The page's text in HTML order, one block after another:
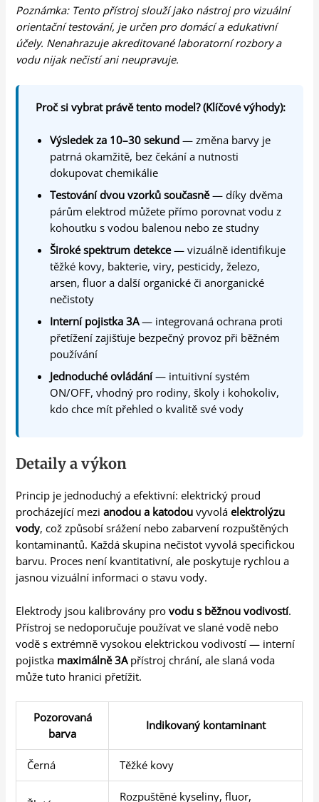
Poznámka: Tento přístroj slouží jako nástroj pro vizuální
orientační testování, je určen pro domácí a edukativní
účely. Nenahrazuje akreditované laboratorní rozbory a
vodu nijak nečistí ani neupravuje.
Proč si vybrat právě tento model? (Klíčové výhody):
Výsledek za 10–30 sekund — změna barvy je
patrná okamžitě, bez čekání a nutnosti
dokupovat chemikálie
Testování dvou vzorků současně— díky dvěma
párům elektrod můžete přímo porovnat vodu z
kohoutku s vodou balenou nebo ze studny
Široké spektrum detekce— vizuálně identifikuje
těžké kovy, bakterie, viry, pesticidy, železo,
arsen, fluor a další organické či anorganické
nečistoty
Interní pojistka 3A— integrovaná ochrana proti
přetížení zajišťuje bezpečný provoz při běžném
používání
Jednoduché ovládání— intuitivní systém
ON/OFF, vhodný pro rodiny, školy i kohokoliv,
kdo chce mít přehled o kvalitě své vody
Detaily a výkon
Princip je jednoduchý a efektivní: elektrický proud
procházející mezianodou a katodou vyvoláelektrolýzu
vody, což způsobí srážení nebo zabarvení rozpuštěných
kontaminantů. Každá skupina nečistot vyvolá specifickou
barvu. Proces není kvantitativní, ale poskytuje rychlou a
jasnou vizuální informaci o stavu vody.
Elektrody jsou kalibrovány provodu s běžnou vodivostí.
Přístroj se nedoporučuje používat ve slané vodě nebo
vodě s extrémně vysokou elektrickou vodivostí — interní
pojistka maximálně 3Apřístroj chrání, ale slaná voda
může tuto hranici přetížit.
Pozorovaná
barva
Indikovaný kontaminant
Černá Těžké kovy
Rozpuštěné kyseliny, fluor,